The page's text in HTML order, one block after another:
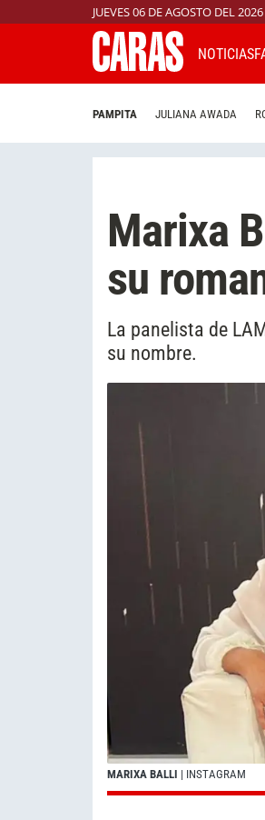
JUEVES 06 DE AGOSTO DEL 2026
NOTICIAS
PAMPITA JULIANA AWADA
Marixa
su
La panelista de
su nombre.
MARIXA BALLI | INSTAGRAM